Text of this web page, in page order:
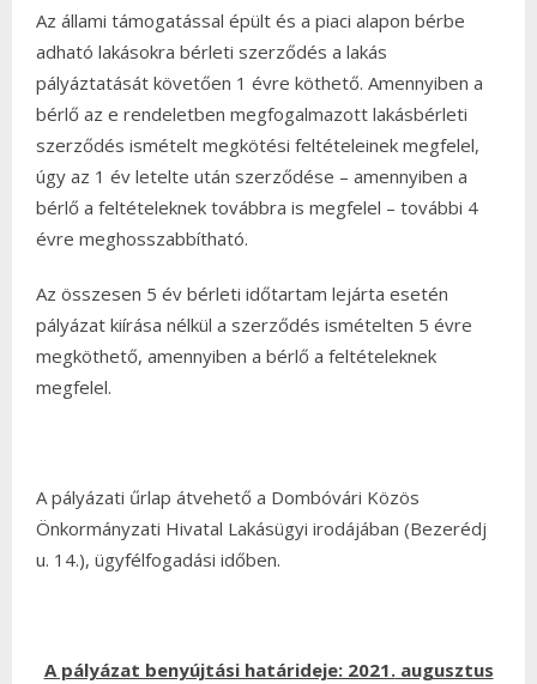
Az állami támogatással épült és a piaci alapon bérbe
adható lakásokra bérleti szerződés a lakás
pályáztatását követően 1 évre köthető. Amennyiben a
bérlő az e rendeletben megfogalmazott lakásbérleti
szerződés ismételt megkötési feltételeinek megfelel,
úgy az 1 év letelte után szerződése – amennyiben a
bérlő a feltételeknek továbbra is megfelel – további 4
évre meghosszabbítható.
Az összesen 5 év bérleti időtartam lejárta esetén
pályázat kiírása nélkül a szerződés ismételten 5 évre
megköthető, amennyiben a bérlő a feltételeknek
megfelel.
A pályázati űrlap átvehető a Dombóvári Közös
Önkormányzati Hivatal Lakásügyi irodájában (Bezerédj
u. 14.), ügyfélfogadási időben.
A pályázat benyújtási határideje: 2021.augusztus